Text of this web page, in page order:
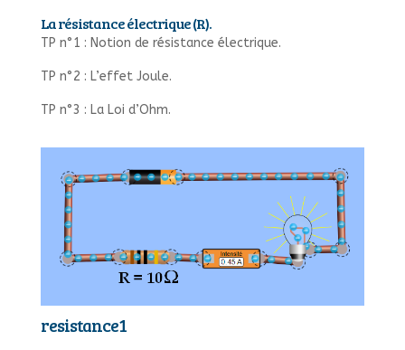
La résistance électrique (R).
TP n°1 : Notion de résistance électrique.
TP n°2 : L’effet Joule.
TP n°3 : La Loi d’Ohm.
resistance1